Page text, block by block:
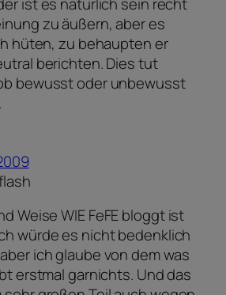
zu äußern, aber es
hüten, zu behaupten er
berichten. Dies tut
bewusst oder unbewusst
Weise WIE FeFE bloggt ist
würde es nicht bedenklich
ich glaube von dem was
erstmal garnichts. Und das